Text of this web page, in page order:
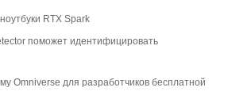
RTX Spark
поможет идентифицировать
Omniverse для разработчиков бесплатной